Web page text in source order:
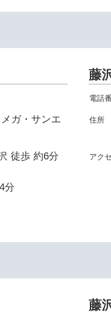
ガ・サンエ
徒歩 約6分
分
藤
藤